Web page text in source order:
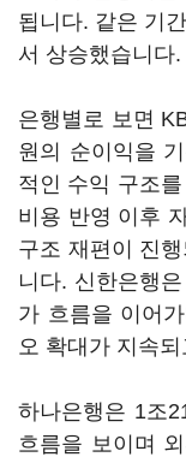
됩니다. 같은 기
서 상승했습니다.
은행별로 보면
원의 순이익을
적인 수익 구조
비용 반영 이후
구조 재편이 진
니다. 신한은행
가 흐름을 이어
오 확대가 지속
하나은행은 1조
흐름을 보이며